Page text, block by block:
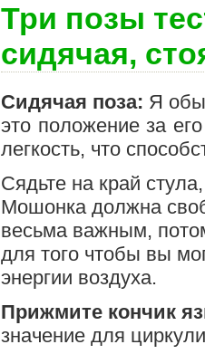
Три позы
сидячая,
Сидячая поза: Я
это положение за
легкость, что
Сядьте на край
Мошонка должна
весьма важным,
для того чтобы вы
энергии воздуха.
Прижмите кончик
значение для